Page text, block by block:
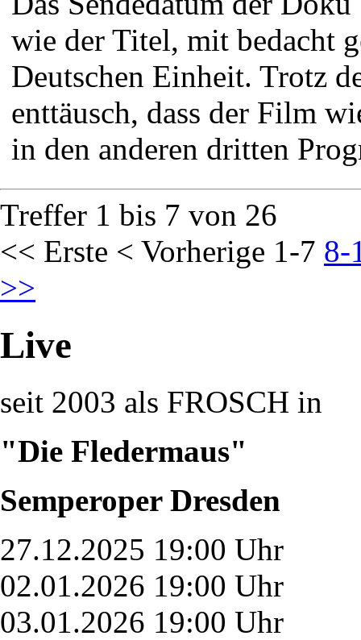
wie der Titel, mit bedacht
Deutschen Einheit. Trotz
enttäusch, dass der Film
in den anderen dritten
Treffer 1 bis 7 von 26
<< Erste < Vorherige 1-7 8-
>>
Live
seit 2003 als FROSCH in
"Die Fledermaus"
Semperoper Dresden
27.12.2025 19:00 Uhr
02.01.2026 19:00 Uhr
03.01.2026 19:00 Uhr